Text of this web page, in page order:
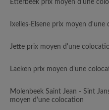
Etterbeek prix moyen d'une
Ixelles-Elsene prix moyen d'une
Jette prix moyen d'une
Laeken prix moyen d'une
Molenbeek Saint Jean - Sint
moyen d'une colocation